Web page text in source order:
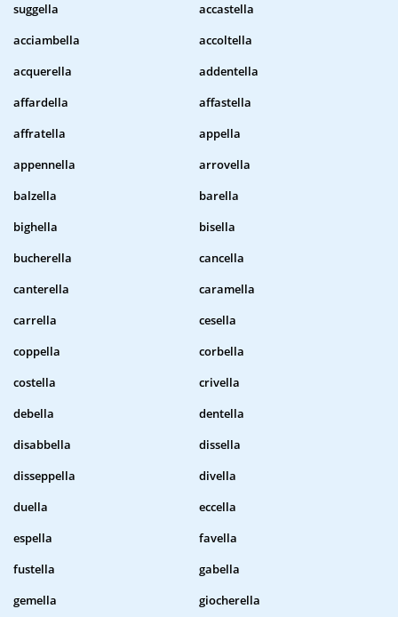
suggella
accastella
acciambella
accoltella
acquerella
addentella
affardella
affastella
affratella
appella
appennella
arrovella
balzella
barella
bighella
bisella
bucherella
cancella
canterella
caramella
carrella
cesella
coppella
corbella
costella
crivella
debella
dentella
disabbella
dissella
disseppella
divella
duella
eccella
espella
favella
fustella
gabella
gemella
giocherella